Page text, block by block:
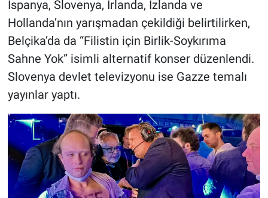
İspanya, Slovenya, İrlanda, İzlanda ve
Hollanda’nın yarışmadan çekildiği belirtilirken,
Belçika’da da “Filistin için Birlik-Soykırıma
Sahne Yok” isimli alternatif konser düzenlendi.
Slovenya devlet televizyonu ise Gazze temalı
yayınlar yaptı.